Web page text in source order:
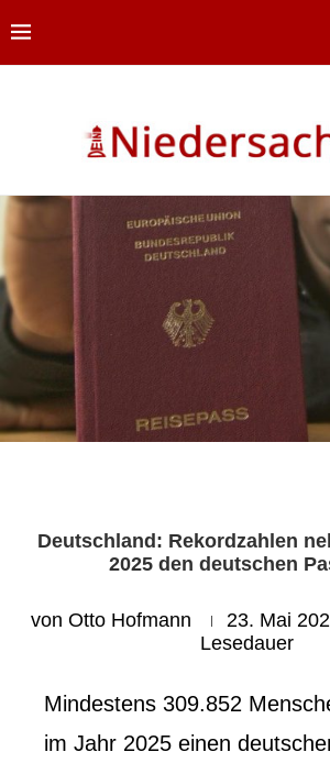
Deutschland: Rekordzahlen
2025 den deutschen
von Otto Hofmann 23. Mai
Lesedauer
Mindestens 309.852
im Jahr 2025 einen